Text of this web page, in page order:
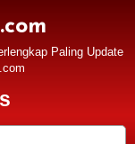
Paling Update